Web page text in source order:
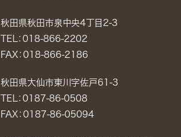
秋田県秋田市泉中央4丁目2-3
TEL：018-866-2202
FAX：018-866-2186
秋田県大仙市東川字佐戸61-3
TEL：0187-86-0508
FAX：0187-86-05094